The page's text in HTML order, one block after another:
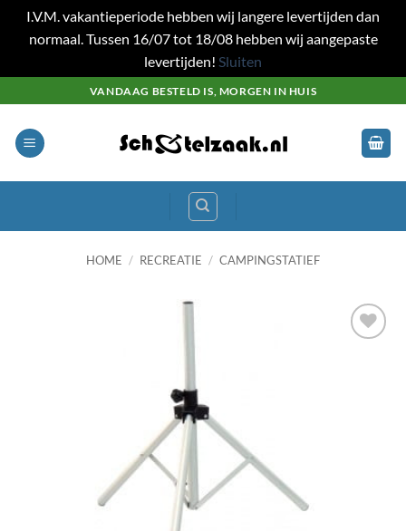
I.V.M. vakantieperiode hebben wij langere levertijden dan
normaal. Tussen 16/07 tot 18/08 hebben wij aangepaste
levertijden! Sluiten
naar
inhoud
VANDAAG BESTELD IS, MORGEN IN HUIS
HOME / RECREATIE / CAMPINGSTATIEF